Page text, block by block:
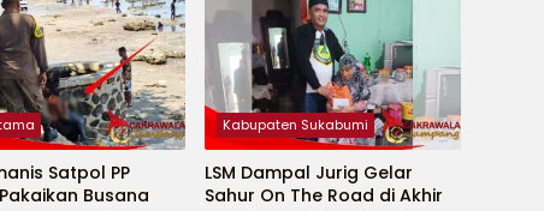
Satpol PP
Busana
Kabupaten Sukabumi
LSM Dampal Jurig Gelar
Sahur On The Road di Akhir